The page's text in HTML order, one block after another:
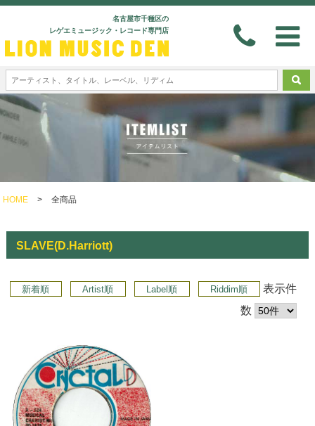
名古屋市千種区の
レゲエミュージック・レコード専門店
HOME > 全商品
SLAVE(D.Harriott)
新着順 Artist順 Label順 Riddim順
表示件
数